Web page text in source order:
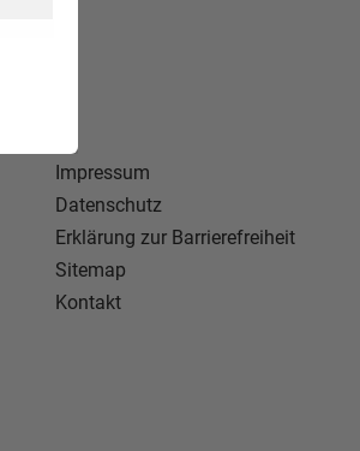
Impressum
Datenschutz
Erklärung zur Barrierefreiheit
Sitemap
Kontakt